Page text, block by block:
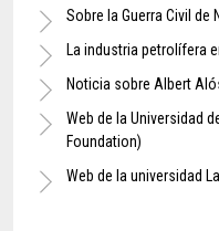
Sobre la Guerra Civil de
La industria petrolífera
Noticia sobre Albert
Web de la Universidad
Foundation)
Web de la universidad